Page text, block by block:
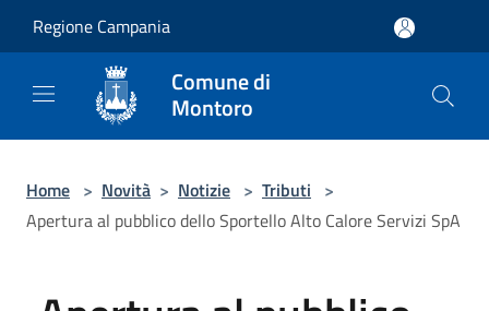
Regione Campania
Comune di
Montoro
Home > Novità > Notizie > Tributi >
Apertura al pubblico dello Sportello Alto Calore Servizi SpA